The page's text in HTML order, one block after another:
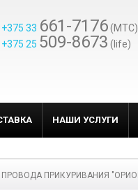
+375 33 661-7176(МТС)
+375 25 509-8673 (life)
НАШИ УСЛУГИ
ПРОВОДА ПРИКУРИВАНИЯ